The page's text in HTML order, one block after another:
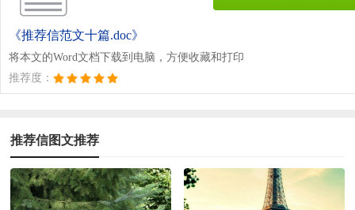
《推荐信范文十篇.doc》
将本文的Word文档下载到电脑，方便收藏和打印
推荐度：
推荐信图文推荐